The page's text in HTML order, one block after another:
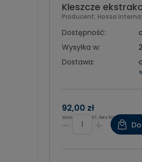
Kleszcze
Producent: Hossa
Dostępność:
Wysyłka w:
Dostawa:
92,00 zł
zawiera 8% VAT, bez kosztów